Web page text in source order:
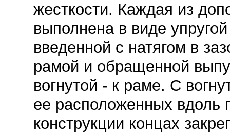
жесткости. Каждая из
выполнена в виде
введенной с натягом в
рамой и обращенной
вогнутой - к раме. С
ее расположенных вдоль
конструкции концах